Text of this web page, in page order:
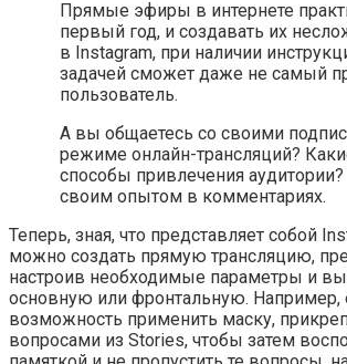
Прямые эфиры в интернете
первый год, и создавать их
в Instagram, при наличии
задачей сможет даже не самый
пользователь.
А вы общаетесь со своими
режиме онлайн-трансляций?
способы привлечения
своим опытом в комментариях.
Теперь, зная, что представляет собой
можно создать прямую трансляцию,
настроив необходимые параметры и
основную или фронтальную. Например,
возможность применить маску,
вопросами из Stories, чтобы затем